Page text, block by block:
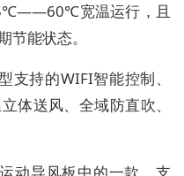
宽温运行，且
节能状态。
支持的WIFI智能控制、
体送风、全域防直吹、